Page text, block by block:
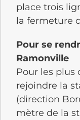
place trois
la fermeture
Pour se
Ramonville
Pour les plus
rejoindre la
(direction
mètre de la